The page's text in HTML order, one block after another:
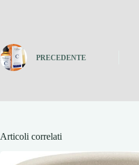
PRECEDENTE
Articoli correlati